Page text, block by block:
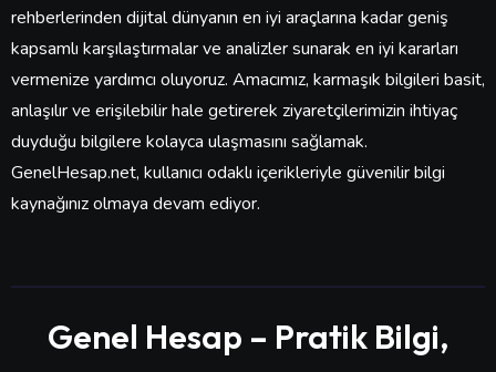
rehberlerinden dijital dünyanın en iyi araçlarına kadar geniş
kapsamlı karşılaştırmalar ve analizler sunarak en iyi kararları
vermenize yardımcı oluyoruz. Amacımız, karmaşık bilgileri basit,
anlaşılır ve erişilebilir hale getirerek ziyaretçilerimizin ihtiyaç
duyduğu bilgilere kolayca ulaşmasını sağlamak.
GenelHesap.net, kullanıcı odaklı içerikleriyle güvenilir bilgi
kaynağınız olmaya devam ediyor.
Genel Hesap – Pratik Bilgi,